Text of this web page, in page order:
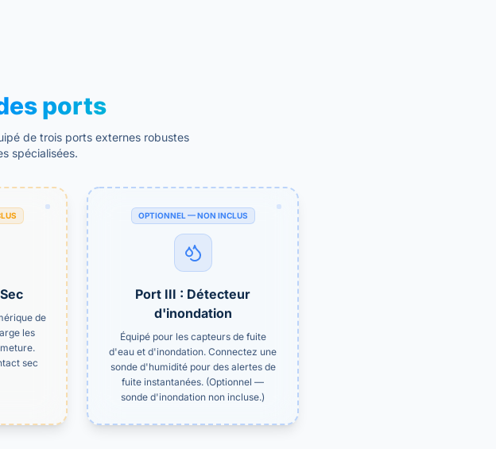
ports
de trois ports externes robustes
spécialisées.
de
les
sec
OPTIONNEL — NON INCLUS
Port III : Détecteur
d'inondation
Équipé pour les capteurs de fuite
d'eau et d'inondation. Connectez une
sonde d'humidité pour des alertes de
fuite instantanées. (Optionnel —
sonde d'inondation non incluse.)